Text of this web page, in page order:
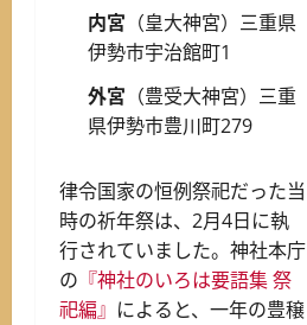
内宮 （皇大神宮）三重県
伊勢市宇治館町1
外宮 （豊受大神宮）三重
県伊勢市豊川町279
律令国家の恒例祭祀だった当
時の祈年祭は、2月4日に執
行されていました。神社本庁
の 『神社のいろは要語集 祭
祀編』 によると、一年の豊穣